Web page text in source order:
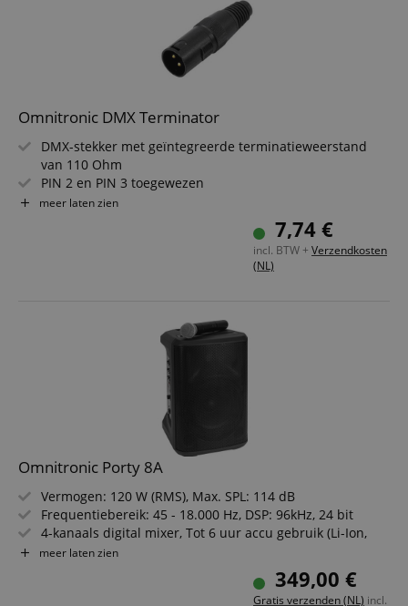
Omnitronic DMX Terminator
DMX-stekker met geïntegreerde terminatieweerstand
van 110 Ohm
PIN 2 en PIN 3 toegewezen
Terminatieweerstand voor een seriële DMX-keten
meer laten zien
7,74 €
incl. BTW + Verzendkosten
(NL)
Omnitronic Porty 8A
Vermogen: 120 W (RMS), Max. SPL: 114 dB
Frequentiebereik: 45 - 18.000 Hz, DSP: 96kHz, 24 bit
4-kanaals digital mixer, Tot 6 uur accu gebruik (Li-Ion,
4400 mAh)
Bluetooth 5.0: Muziekstreaming, TWS met 2 gekoppelde
meer laten zien
349,00 €
Gratis verzenden (NL) incl.